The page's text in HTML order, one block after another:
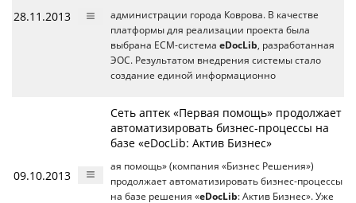
28.11.2013
администрации города Коврова. В качестве
платформы для реализации проекта была
выбрана ECM-система eDocLib, разработанная
ЭОС. Результатом внедрения системы стало
создание единой информационно
09.10.2013
Сеть аптек «Первая помощь» продолжает
автоматизировать бизнес-процессы на
базе «eDocLib: Актив Бизнес»
ая помощь» (компания «Бизнес Решения»)
продолжает автоматизировать бизнес-процессы
на базе решения «eDocLib: Актив Бизнес». Уже